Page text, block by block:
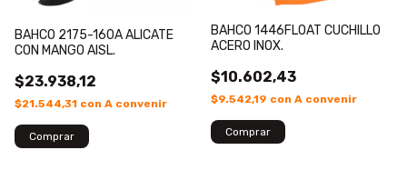
BAHCO 2175-160A ALICATE
CON MANGO AISL.
$23.938,12
$21.544,31 con A convenir
BAHCO 1446FLOAT CUCHILLO
ACERO INOX.
$10.602,43
$9.542,19 con A convenir